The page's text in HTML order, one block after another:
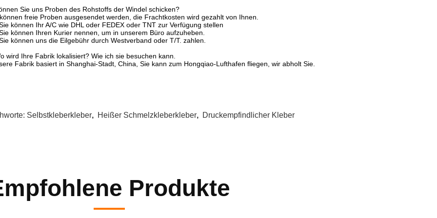
Sie uns Proben des Rohstoffs der Windel schicken?
freie Proben ausgesendet werden, die Frachtkosten wird gezahlt von Ihnen.
können Ihr A/C wie DHL oder FEDEX oder TNT zur Verfügung stellen
können Ihren Kurier nennen, um in unserem Büro aufzuheben.
können uns die Eilgebühr durch Westverband oder T/T. zahlen.
wird Ihre Fabrik lokalisiert? Wie ich sie besuchen kann.
Fabrik basiert in Shanghai-Stadt, China, Sie kann zum Hongqiao-Lufthafen fliegen, wir abholt Sie.
Selbstkleberkleber, Heißer Schmelzkleberkleber, Druckempfindlicher Kleber
Produkte